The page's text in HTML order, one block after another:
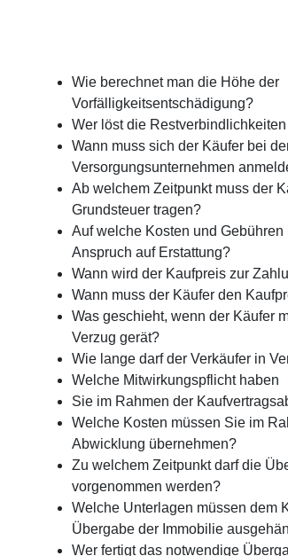
Wie berechnet man die Höhe der
Vorfälligkeitsentschädigung?
Wer löst die
Wann muss sich der Käufer bei
Versorgungsunternehmen
Ab welchem Zeitpunkt muss der
Grundsteuer tragen?
Auf welche Kosten und Gebühren
Anspruch auf Erstattung?
Wann wird der Kaufpreis zur
Wann muss der Käufer den
Was geschieht, wenn der Käufer
Verzug gerät?
Wie lange darf der Verkäufer in
Welche Mitwirkungspflicht haben
Sie im Rahmen der
Welche Kosten müssen Sie im
Abwicklung übernehmen?
Zu welchem Zeitpunkt darf die
vorge­nommen werden?
Welche Unterlagen müssen dem
Übergabe der Immobilie
Wer fertigt das notwendige